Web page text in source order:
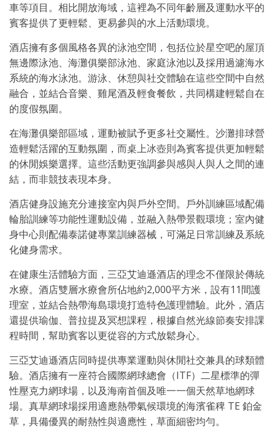
車等項目。相比開放海域，這裡為不同年齡層及運動水平的
賓客提供了更輕鬆、更易參與的水上活動環境。
酒店擁有多個風格各異的泳池空間，包括位於星空吧的屋頂
無邊際泳池、海灘俱樂部泳池、家庭泳池以及採用過濾海水
系統的海水泳池。游泳、休憩與社交體驗在這些空間中自然
融合，並結合音樂、雞尾酒及輕食餐飲，共同構建輕鬆自在
的度假氛圍。
在海灘俱樂部區域，運動被賦予更多社交屬性。沙灘排球營
造輕鬆活躍的互動氛圍，而桌上冰壺則為賓客提供更加輕鬆
的休閒娛樂選擇。這些活動更強調參與感與人與人之間的連
結，而非競技表現本身。
酒店健身設施充分連接室內與戶外空間。戶外訓練區域配備
輪胎訓練等功能性運動設備，並融入熱帶景觀環境；室內健
身中心則配備泰諾健專業訓練器械，可滿足日常訓練及系統
化健身需求。
在健康生活體驗方面，三亞艾迪遜酒店的理念不僅限於傳統
水療。酒店雙層水療會所佔地約2,000平方米，設有11間護
理室，並結合熱帶海島環境打造特色護理體驗。此外，酒店
還提供瑜伽、普拉提及冥想課程，根據自然光線節奏安排課
程時間，幫助賓客以更從容的方式放鬆身心。
三亞艾迪遜酒店同時提供專業運動與休閒社交兼具的球類體
驗。酒店擁有一座符合國際網球總會（ITF）二星標準的彈
性壓克力網球場，以及海南首個及唯一一個天然草地網球
場。真草網球場採用適應熱帶氣候環境的海濱雀稗 TE 鉑金
草，具備優異的耐熱性與適應性，草面細密均勻。